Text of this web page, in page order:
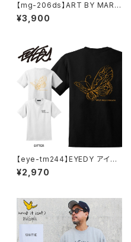
【mg-206ds】ART BY MARK
GONZALE ( What it isNt ワッ
トイットイズント) アートバイ マ
¥3,900
【eye-tm244】EYEDY アイデ
ィー BITTER ショートスリーブ
Tシャツ 大きいサイズ WHTIE
¥2,970